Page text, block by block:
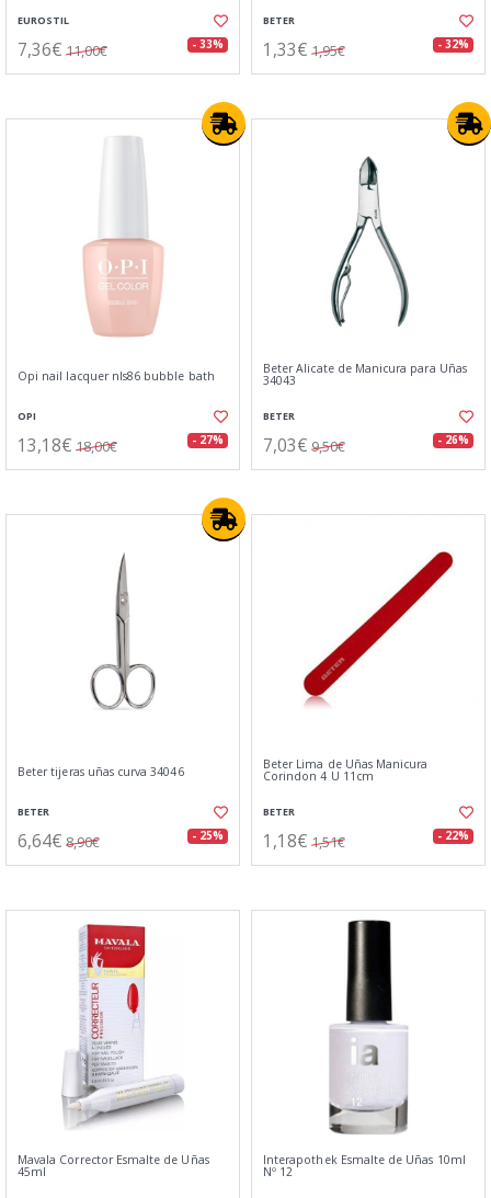
EUROSTIL
7,36€ 11,00€ - 33%
BETER
1,33€ 1,95€ - 32%
Opi nail lacquer nls86 bubble bath
OPI
13,18€ 18,00€ - 27%
Beter Alicate de Manicura para Uñas
34043
BETER
7,03€ 9,50€ - 26%
Beter tijeras uñas curva 34046
BETER
6,64€ 8,90€ - 25%
Beter Lima de Uñas Manicura
Corindon 4 U 11cm
BETER
1,18€ 1,51€ - 22%
Mavala Corrector Esmalte de Uñas
45ml
Interapothek Esmalte de Uñas 10ml
Nº 12